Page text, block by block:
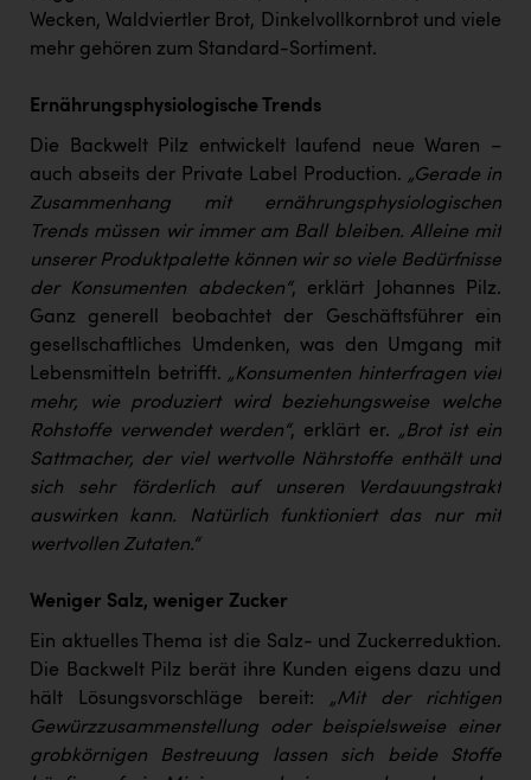
Wirtschaftskammer OÖ
ZULuft - Zukunft Luft Austria
Österreichisches Hebammengremium
Wirtschaftskammer OÖ Energiehandel
Dopgas
kunden basics
kontakt
Wecken, Waldviertler Brot, Dinkelvollkornbrot und viele
mehr gehören zum Standard-Sortiment.
Ernährungsphysiologische Trends
Die Backwelt Pilz entwickelt laufend neue Waren –
auch abseits der Private Label Production. „Gerade in
Zusammenhang mit ernährungsphysiologischen
Trends müssen wir immer am Ball bleiben. Alleine mit
unserer Produktpalette können wir so viele Bedürfnisse
der Konsumenten abdecken“, erklärt Johannes Pilz.
Ganz generell beobachtet der Geschäftsführer ein
gesellschaftliches Umdenken, was den Umgang mit
Lebensmitteln betrifft. „Konsumenten hinterfragen viel
mehr, wie produziert wird beziehungsweise welche
Rohstoffe verwendet werden“, erklärt er. „Brot ist ein
Sattmacher, der viel wertvolle Nährstoffe enthält und
sich sehr förderlich auf unseren Verdauungstrakt
auswirken kann. Natürlich funktioniert das nur mit
wertvollen Zutaten.“
Weniger Salz, weniger Zucker
Ein aktuelles Thema ist die Salz- und Zuckerreduktion.
Die Backwelt Pilz berät ihre Kunden eigens dazu und
hält Lösungsvorschläge bereit: „Mit der richtigen
Gewürzzusammenstellung oder beispielsweise einer
grobkörnigen Bestreuung lassen sich beide Stoffe